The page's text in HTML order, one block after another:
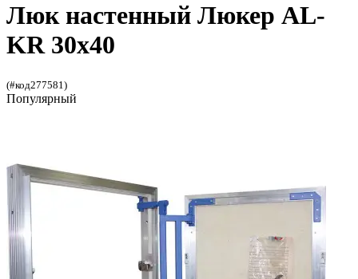
Люк настенный Люкер AL-
KR 30x40
(#код277581)
Популярный